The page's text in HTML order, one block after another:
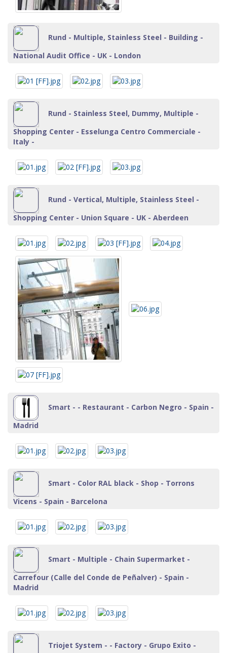
Rund - Multiple, Stainless Steel - Building -
National Audit Office - UK - London
Rund - Stainless Steel, Dummy, Multiple -
Shopping Center - Esselunga Centro Commerciale -
Italy -
Rund - Vertical, Multiple, Stainless Steel -
Shopping Center - Union Square - UK - Aberdeen
Smart - - Restaurant - Carbon Negro - Spain -
Madrid
Smart - Color RAL black - Shop - Torrons
Vicens - Spain - Barcelona
Smart - Multiple - Chain Supermarket -
Carrefour (Calle del Conde de Peñalver) - Spain -
Madrid
Triojet System - - Factory - Grupo Exito -